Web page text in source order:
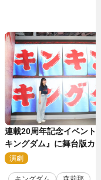
連載20周年記念イベント
キングダム』に舞台版カ
那が潜入！【密着レポー
演劇